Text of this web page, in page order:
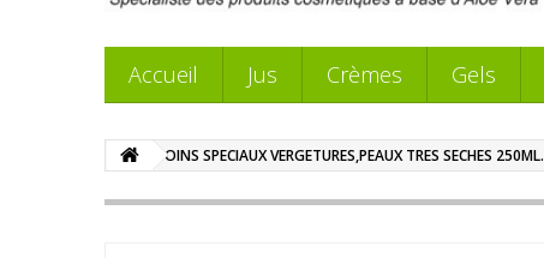
Accueil Jus Crèmes Gels
SOINS SPECIAUX VERGETURES,PEAUX TRES SECHES 250ML.